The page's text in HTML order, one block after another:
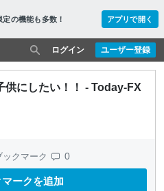
定の機能も多数！ アプリで開く
ユーザー登録
ログイン
供にしたい！！ - Today-FX
ックマーク 0
ークを追加